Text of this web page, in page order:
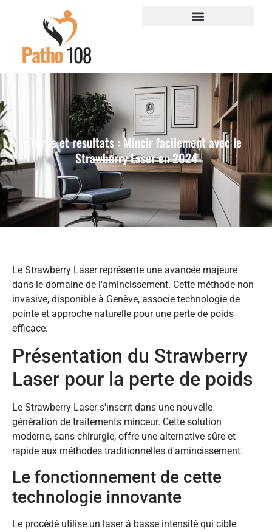
Tarifs et resultats : Mincir facilement avec le
Strawberry Laser en 2024
Le Strawberry Laser représente une avancée majeure
dans le domaine de l'amincissement. Cette méthode non
invasive, disponible à Genève, associe technologie de
pointe et approche naturelle pour une perte de poids
efficace.
Présentation du Strawberry
Laser pour la perte de poids
Le Strawberry Laser s'inscrit dans une nouvelle
génération de traitements minceur. Cette solution
moderne, sans chirurgie, offre une alternative sûre et
rapide aux méthodes traditionnelles d'amincissement.
Le fonctionnement de cette
technologie innovante
Le procédé utilise un laser à basse intensité qui cible